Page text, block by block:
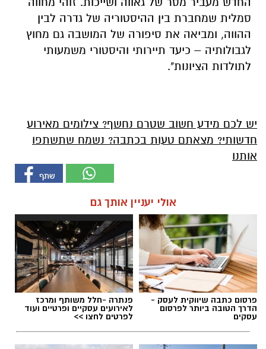
סמלית שמחברת בין ההיסטוריה של גדרה לבין
ההווה, ומביאה את סיפורה של המושבה גם מחוץ
לגבולותיה – כיעד תיירותי והיסטורי משמעותי
לתולדות הציונות".
יש לכם מידע חשוב שטרם נחשף? צילומים מאירוע
חדשותי? מצאתם טעות בכתבה? נשמח שתשתפו
אותנו
אולי יעניין אותך גם
פרסום כתבה שיווקית לעסק -
הדרך הטובה ביותר לפרסום
עסקים
פנתרה -חלל משותף ומרכז
לאירועים עסקיים ופרטיים ועוד
לפרטים לחצו >>